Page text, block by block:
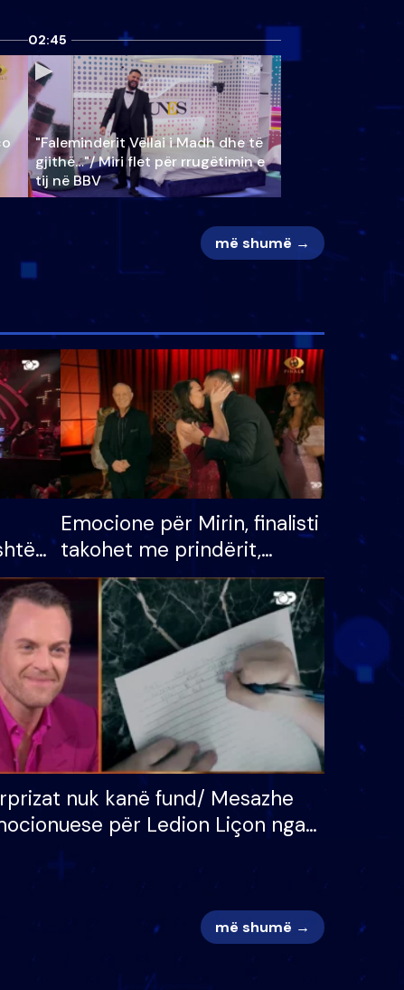
02:45
"Faleminderit Vëllai i Madh dhe të
gjithë…"/ Miri flet për rrugëtimin e
tij në BBV
më shumë →
për
Emocione për Mirin, finalisti
takohet me prindërit,
vajzën dhe bashkëshorten:
S’kemi ndonjë letër divorci
apo jo?
nuk kanë fund/ Mesazhe
për Ledion Liçon nga
më shumë →